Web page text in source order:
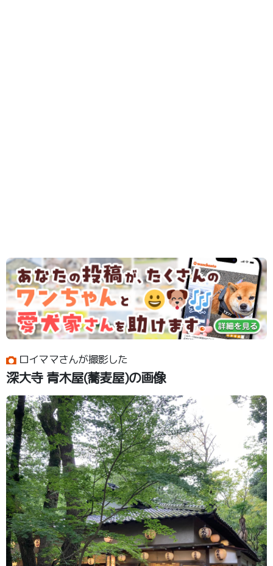
ロイママさんが撮影した
深大寺 青木屋(蕎麦屋)の画像